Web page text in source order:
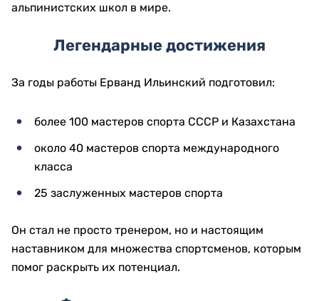
альпинистских школ в мире.
Легендарные достижения
За годы работы Ерванд Ильинский подготовил:
более 100 мастеров спорта СССР и Казахстана
около 40 мастеров спорта международного
класса
25 заслуженных мастеров спорта
Он стал не просто тренером, но и настоящим
наставником для множества спортсменов, которым
помог раскрыть их потенциал.